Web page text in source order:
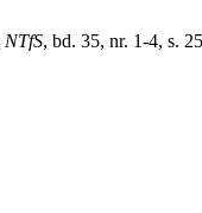
NTfS, bd. 35, nr. 1-4, s.